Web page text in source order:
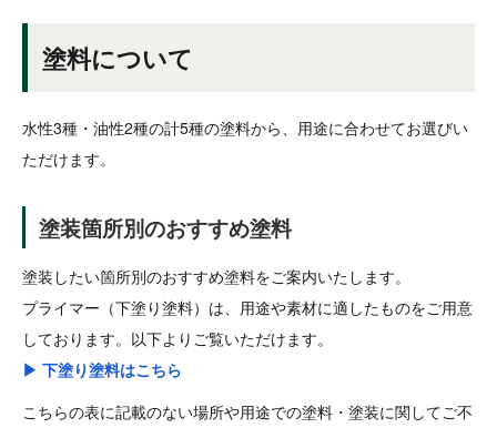
塗料について
水性3種・油性2種の計5種の塗料から、用途に合わせてお選びい
ただけます。
塗装箇所別のおすすめ塗料
塗装したい箇所別のおすすめ塗料をご案内いたします。
プライマー（下塗り塗料）は、用途や素材に適したものをご用意
しております。以下よりご覧いただけます。
▶ 下塗り塗料はこちら
こちらの表に記載のない場所や用途での塗料・塗装に関してご不